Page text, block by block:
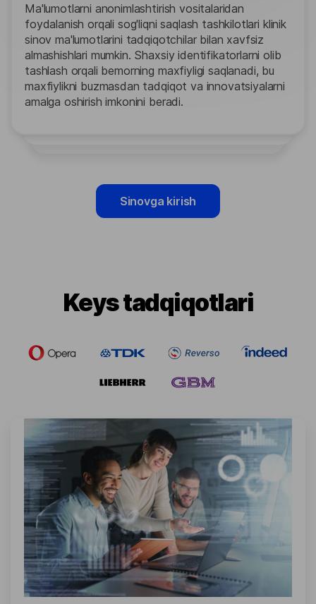
Ma'lumotlarni anonimlashtirish vositalaridan
foydalanish orqali sog'liqni saqlash tashkilotlari klinik
sinov ma'lumotlarini tadqiqotchilar bilan xavfsiz
almashishlari mumkin. Shaxsiy identifikatorlarni olib
tashlash orqali bemorning maxfiyligi saqlanadi, bu
maxfiylikni buzmasdan tadqiqot va innovatsiyalarni
amalga oshirish imkonini beradi.
Sinovga kirish
Keys tadqiqotlari